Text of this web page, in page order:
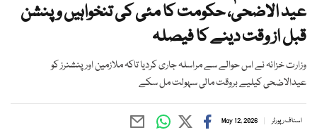
عید الاضحیٰ، حکومت کا مئی کی تنخواہیں و پنشن
قبل از وقت دینے کا فیصلہ
وزارت خزانہ نے اس حوالے سے مراسلہ جاری کردیا تاکہ ملازمین اور پنشنرز کو
عیدالاضحی کیلیے بروقت مالی سہولت مل سکے
اسٹاف رپورٹر May 12, 2026